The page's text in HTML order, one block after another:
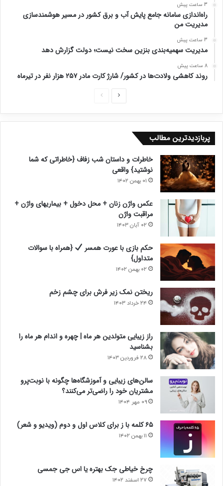
3 ساعت پیش
راه‌اندازی سامانه جامع پایش آب و برق کشور در مسیر هوشمندسازی
مدیریت من
3 ساعت پیش
مدیریت سهمیه‌بندی بنزین سخت نیست؛ دولت گزارش دهد
8 ساعت پیش
روند کاهشی ولادت‌ها در کشور/ شارژ کارت مادر ۲۵۷ هزار نفر در تیرماه
ح
ح
د
پربازدیدترین مطالب
خاطرات و داستان شب زفاف {خاطراتی که شما
نوشتید} واقعی
۰۱ بهمن ۱۴۰۲
عکس واژن زنان + محل دخول + بیماریهای واژن +
مراقبت واژن
۰۲ آبان ۱۴۰۳
حکم بازی با عورت همسر
{همراه با سوالات
متداول}
۰۲ بهمن ۱۴۰۲
ریختن نمک زیر فرش برای چشم زخم
۲۴ خرداد ۱۴۰۳
راز زیبایی متولدین هر ماه | چهره و اندام هر ماه را
بشناسید
۲۸ فروردین ۱۴۰۳
سالن‌های زیبایی و آموزشگاه‌ها چگونه با نوبت‌پرو
مشتریان خود را راضی‌تر می‌کنند؟
۰۹ مهر ۱۴۰۴
۶۵ کلمه با ز برای کلاس اول و دوم (ویدیو و شعر)
۱۱ بهمن ۱۴۰۲
چرخ خیاطی جک بهتره یا اس جی جمسی
۲۷ اسفند ۱۴۰۲